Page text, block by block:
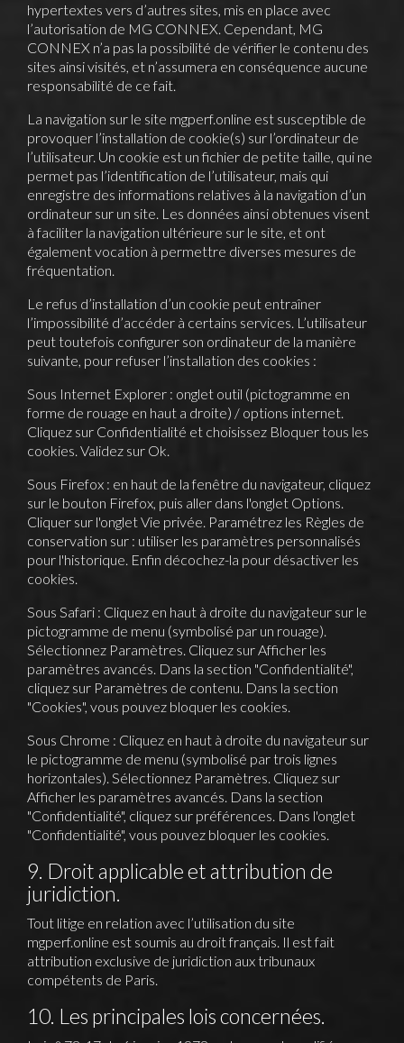
hypertextes vers d’autres sites, mis en place avec
l’autorisation de MG CONNEX. Cependant, MG
CONNEX n’a pas la possibilité de vérifier le contenu des
sites ainsi visités, et n’assumera en conséquence aucune
responsabilité de ce fait.
La navigation sur le site mgperf.online est susceptible de
provoquer l’installation de cookie(s) sur l’ordinateur de
l’utilisateur. Un cookie est un fichier de petite taille, qui ne
permet pas l’identification de l’utilisateur, mais qui
enregistre des informations relatives à la navigation d’un
ordinateur sur un site. Les données ainsi obtenues visent
à faciliter la navigation ultérieure sur le site, et ont
également vocation à permettre diverses mesures de
fréquentation.
Le refus d’installation d’un cookie peut entraîner
l’impossibilité d’accéder à certains services. L’utilisateur
peut toutefois configurer son ordinateur de la manière
suivante, pour refuser l’installation des cookies :
Sous Internet Explorer : onglet outil (pictogramme en
forme de rouage en haut a droite) / options internet.
Cliquez sur Confidentialité et choisissez Bloquer tous les
cookies. Validez sur Ok.
Sous Firefox : en haut de la fenêtre du navigateur, cliquez
sur le bouton Firefox, puis aller dans l'onglet Options.
Cliquer sur l'onglet Vie privée. Paramétrez les Règles de
conservation sur : utiliser les paramètres personnalisés
pour l'historique. Enfin décochez-la pour désactiver les
cookies.
Sous Safari : Cliquez en haut à droite du navigateur sur le
pictogramme de menu (symbolisé par un rouage).
Sélectionnez Paramètres. Cliquez sur Afficher les
paramètres avancés. Dans la section "Confidentialité",
cliquez sur Paramètres de contenu. Dans la section
"Cookies", vous pouvez bloquer les cookies.
Sous Chrome : Cliquez en haut à droite du navigateur sur
le pictogramme de menu (symbolisé par trois lignes
horizontales). Sélectionnez Paramètres. Cliquez sur
Afficher les paramètres avancés. Dans la section
"Confidentialité", cliquez sur préférences. Dans l'onglet
"Confidentialité", vous pouvez bloquer les cookies.
9. Droit applicable et attribution de
juridiction.
Tout litige en relation avec l’utilisation du site
mgperf.online est soumis au droit français. Il est fait
attribution exclusive de juridiction aux tribunaux
compétents de Paris.
10. Les principales lois concernées.